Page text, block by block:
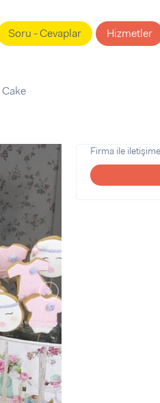
Soru - Cevaplar Hizmetler
Firma ile